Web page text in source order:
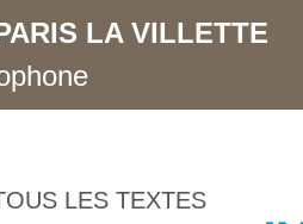
LA VILLETTE
LES TEXTES